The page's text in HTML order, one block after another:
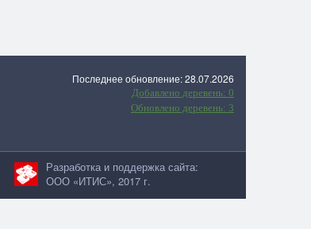
Последнее обновление: 28.07.2026
Добавлено деревень: 0
Обновлено деревень: 3
Разработка и поддержка сайта:
ООО «ИТИС», 2017 г.